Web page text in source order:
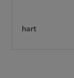
hart